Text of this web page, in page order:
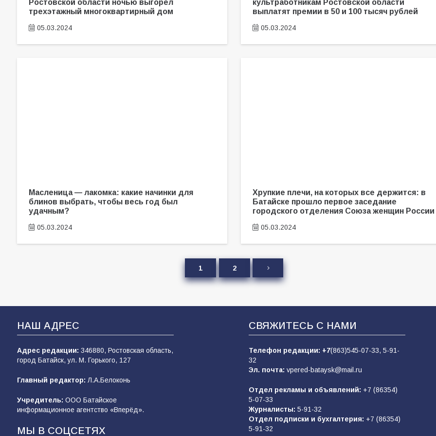
Ростовской области ночью выгорел
трехэтажный многоквартирный дом
05.03.2024
культработникам Ростовской области
выплатят премии в 50 и 100 тысяч рублей
05.03.2024
Масленица — лакомка: какие начинки для
блинов выбрать, чтобы весь год был
удачным?
05.03.2024
Хрупкие плечи, на которых все держится: в
Батайске прошло первое заседание
городского отделения Союза женщин России
05.03.2024
1 2
НАШ АДРЕС
Адрес редакции: 346880, Ростовская область,
город Батайск, ул. М. Горького, 127
Главный редактор: Л.А.Белоконь
Учредитель: ООО Батайское
информационное агентство «Вперёд».
МЫ В СОЦСЕТЯХ
СВЯЖИТЕСЬ С НАМИ
Телефон редакции: +7(863)545-07-33, 5-91-
32
Эл. почта: vpered-bataysk@mail.ru
Отдел рекламы и объявлений: +7 (86354)
5-07-33
Журналисты: 5-91-32
Отдел подписки и бухгалтерия: +7 (86354)
5-91-32